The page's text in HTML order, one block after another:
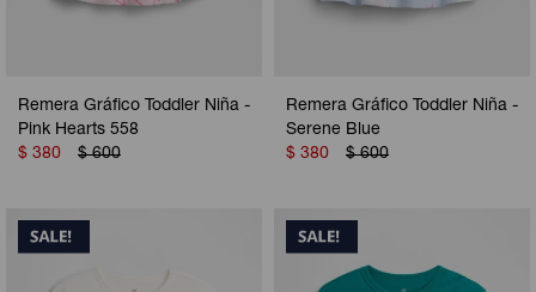
Remera Gráfico Toddler Niña -
Pink Hearts 558
$ 380 $ 600
Remera Gráfico Toddler Niña -
Serene Blue
$ 380 $ 600
Calzas